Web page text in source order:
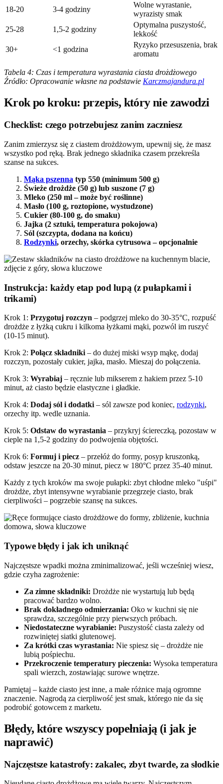
18-20 3-4 godziny
Wolne wyrastanie,
wyrazisty smak
25-28
1,5-2 godziny
Optymalna puszystość,
lekkość
30+
<1 godzina
Ryzyko przesuszenia, brak
aromatu
Tabela 4: Czas i temperatura wyrastania ciasta drożdżowego
Źródło: Opracowanie własne na podstawie Karczmajandura.pl
Krok po kroku: przepis, który nie zawodzi
Checklist: czego potrzebujesz zanim zaczniesz
Zanim zmierzysz się z ciastem drożdżowym, upewnij się, że masz
wszystko pod ręką. Brak jednego składnika czasem przekreśla
szanse na sukces.
Mąka pszenna typ 550 (minimum 500 g)
Świeże drożdże (50 g) lub suszone (7 g)
Mleko (250 ml – może być roślinne)
Masło (100 g, roztopione, wystudzone)
Cukier (80-100 g, do smaku)
Jajka (2 sztuki, temperatura pokojowa)
Sól (szczypta, dodana na końcu)
Rodzynki, orzechy, skórka cytrusowa – opcjonalnie
Instrukcja: każdy etap pod lupą (z pułapkami i
trikami)
Krok 1: Przygotuj rozczyn – podgrzej mleko do 30-35°C, rozpuść
drożdże z łyżką cukru i kilkoma łyżkami mąki, pozwól im ruszyć
(10-15 minut).
Krok 2: Połącz składniki– do dużej miski wsyp mąkę, dodaj
rozczyn, pozostały cukier, jajka, masło. Mieszaj do połączenia.
Krok 3: Wyrabiaj – ręcznie lub mikserem z hakiem przez 5-10
minut, aż ciasto będzie elastyczne i gładkie.
Krok 4: Dodaj sól i dodatki– sól zawsze pod koniec, rodzynki,
orzechy itp. wedle uznania.
Krok 5: Odstaw do wyrastania – przykryj ściereczką, pozostaw w
cieple na 1,5-2 godziny do podwojenia objętości.
Krok 6: Formuj i piecz – przełóż do formy, posyp kruszonką,
odstaw jeszcze na 20-30 minut, piecz w 180°C przez 35-40 minut.
Każdy z tych kroków ma swoje pułapki: zbyt chłodne mleko "uśpi"
drożdże, zbyt intensywne wyrabianie przegrzeje ciasto, brak
cierpliwości – pogrzebie szansę na sukces.
Typowe błędy i jak ich uniknąć
Najczęstsze wpadki można zminimalizować, jeśli wcześniej wiesz,
gdzie czyha zagrożenie:
Za zimne składniki: Drożdże nie wystartują lub będą
pracować bardzo wolno.
Brak dokładnego odmierzania: Oko w kuchni się nie
sprawdza, szczególnie przy pierwszych próbach.
Niedostateczne wyrabianie: Puszystość ciasta zależy od
rozwiniętej siatki glutenowej.
Za krótki czas wyrastania: Nie spiesz się – drożdże nie
lubią pośpiechu.
Przekroczenie temperatury pieczenia: Wysoka temperatura
spali wierzch, zostawiając surowe wnętrze.
Pamiętaj – każde ciasto jest inne, a małe różnice mają ogromne
znaczenie. Nagrodą za cierpliwość jest smak, którego nie da się
podrobić gotowcem z marketu.
Błędy, które wszyscy popełniają (i jak je
naprawić)
Najczęstsze katastrofy: zakalec, zbyt twarde, za słodkie